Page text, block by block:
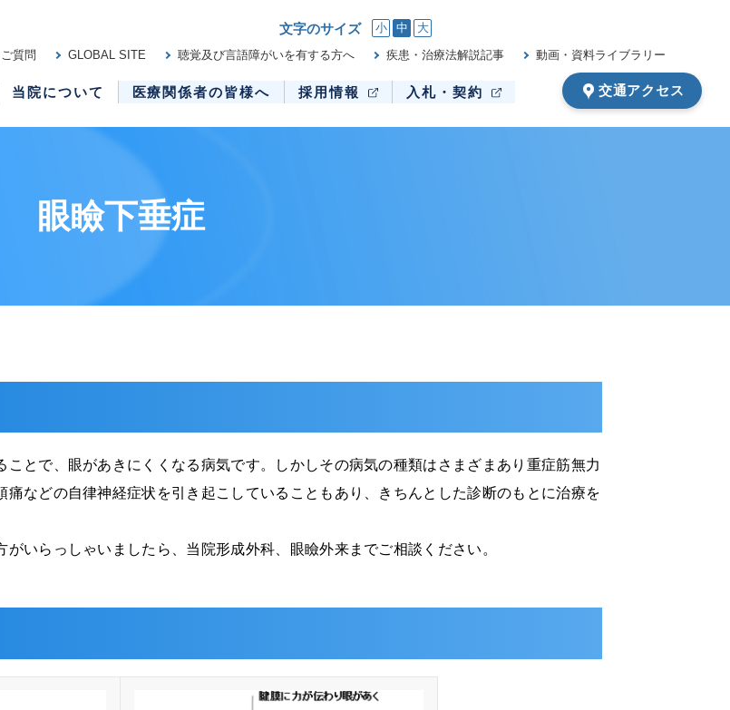
文字のサイズ 小 中 大
交通アクセス
当院について 医療関係者の皆様へ 採用情報 入札・契約
質問 GLOBAL SITE 聴覚及び言語障がいを有する方へ 疾患・治療法解説記事 動画・資料ライブラリー
眼瞼下垂症
とで、眼があきにくくなる病気です。しかしその病気の種類はさまざまあり重症筋無力
などの自律神経症状を引き起こしていることもあり、きちんとした診断のもとに治療を
いらっしゃいましたら、当院形成外科、眼瞼外来までご相談ください。